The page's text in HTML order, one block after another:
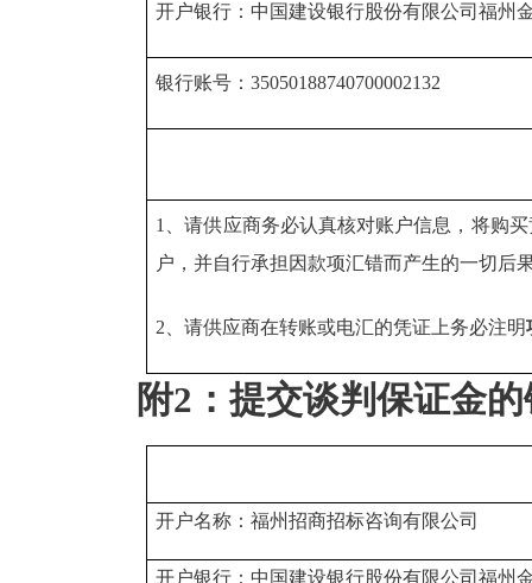
开户银行：中国建设银行股份有限公司福州
银行账号：35050188740700002132
1、请供应商务必认真核对账户信息，将购
户，并自行承担因款项汇错而产生的一切后
2、请供应商在转账或电汇的凭证上务必注明
附2：提交谈判保证金
开户名称：福州招商招标咨询有限公司
开户银行：中国建设银行股份有限公司福州